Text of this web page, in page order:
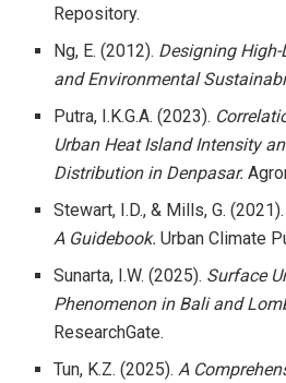
Repository.
Ng, E. (2012). Designing
and Environmental
Putra, I.K.G.A. (2023).
Urban Heat Island Intensity
Distribution in Denpasar.
Stewart, I.D., & Mills, G. (2021).
A Guidebook. Urban Climate
Sunarta, I.W. (2025). Surface
Phenomenon in Bali and
ResearchGate.
Tun, K.Z. (2025).A